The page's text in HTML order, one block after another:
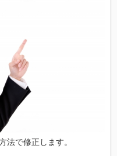
法で修正します。